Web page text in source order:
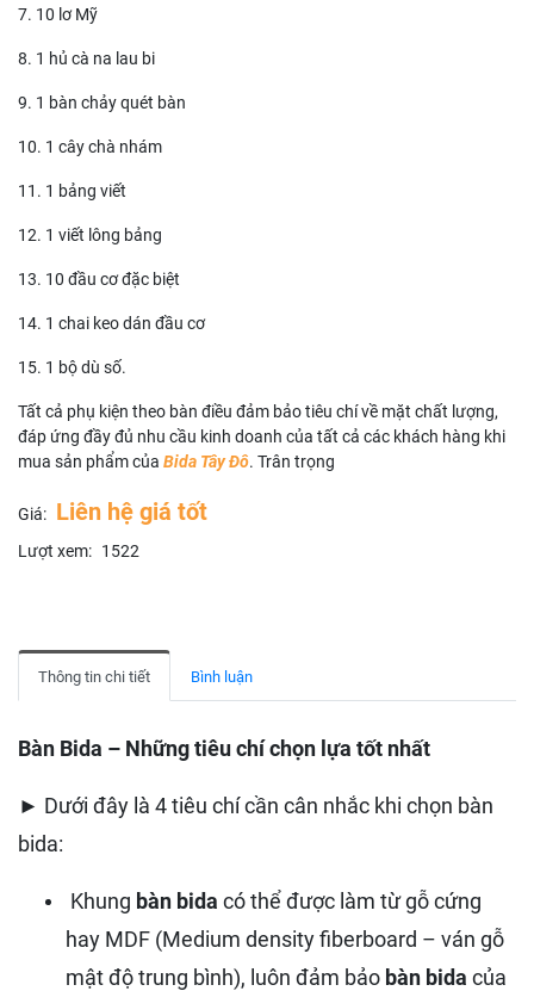
7. 10 lơ Mỹ
8. 1 hủ cà na lau bi
9. 1 bàn chảy quét bàn
10. 1 cây chà nhám
11. 1 bảng viết
12. 1 viết lông bảng
13. 10 đầu cơ đặc biệt
14. 1 chai keo dán đầu cơ
15. 1 bộ dù số.
Tất cả phụ kiện theo bàn điều đảm bảo tiêu chí về mặt chất lượng,
đáp ứng đầy đủ nhu cầu kinh doanh của tất cả các khách hàng khi
mua sản phẩm của Bida Tây Đô. Trân trọng
Giá: Liên hệ giá tốt
Lượt xem: 1522
Thông tin chi tiết Bình luận
Bàn Bida – Những tiêu chí chọn lựa tốt nhất
► Dưới đây là 4 tiêu chí cần cân nhắc khi chọn bàn
bida:
Khung bàn bida có thể được làm từ gỗ cứng
hay MDF (Medium density fiberboard – ván gỗ
mật độ trung bình), luôn đảm bảo bàn bida của